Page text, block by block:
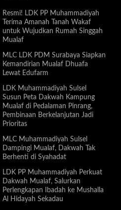
Resmi! LDK PP Muhammadiyah
Terima Amanah Tanah Wakaf
untuk Wujudkan Rumah Singgah
Mualaf
MLC LDK PDM Surabaya Siapkan
Kemandirian Mualaf Dhuafa
Lewat Edufarm
LDK Muhammadiyah Sulsel
Susun Peta Dakwah Kampung
Mualaf di Pedalaman Pinrang,
Pembinaan Berkelanjutan Jadi
Prioritas
MLC Muhammadiyah Sulsel
Dampingi Mualaf, Dakwah Tak
Berhenti di Syahadat
LDK PP Muhammadiyah Perkuat
Dakwah Mualaf, Salurkan
Perlengkapan Ibadah ke Mushalla
Al Hidayah Sekadau